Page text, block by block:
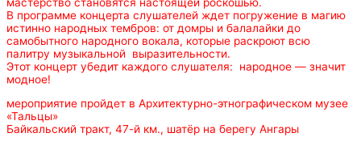
В программе концерта слушателей ждет погружение в магию
истинно народных тембров: от домры и балалайки до
самобытного народного вокала, которые раскроют всю
палитру музыкальной выразительности.
Этот концерт убедит каждого слушателя: народное — значит
модное!
мероприятие пройдет в Архитектурно-этнографическом музее
«Тальцы»
Байкальский тракт, 47-й км., шатёр на берегу Ангары